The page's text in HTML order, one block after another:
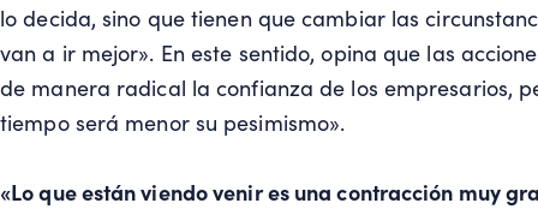
lo decida, sino que tienen que cambiar las
van a ir mejor». En este sentido, opina que las
de manera radical la confianza de los empresarios,
tiempo será menor su pesimismo».
«Lo que están viendo venir es una contracción muy